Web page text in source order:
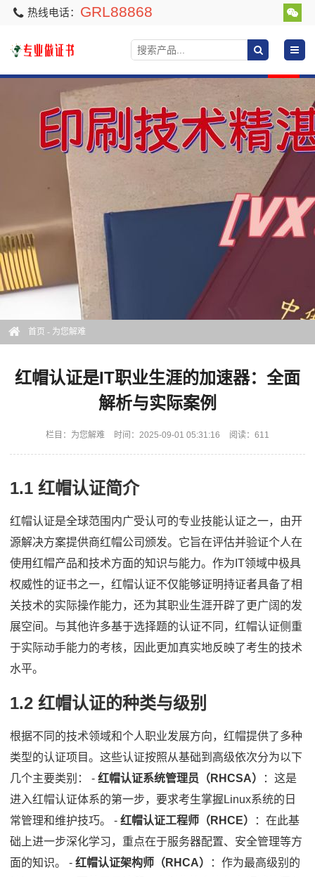
热线电话： GRL88868
首页 - 为您解难
红帽认证是IT职业生涯的加速器：全面
解析与实际案例
栏目： 为您解难 时间：2025-09-01 05:31:16 阅读：611
1.1 红帽认证简介
红帽认证是全球范围内广受认可的专业技能认证之一，由开
源解决方案提供商红帽公司颁发。它旨在评估并验证个人在
使用红帽产品和技术方面的知识与能力。作为IT领域中极具
权威性的证书之一，红帽认证不仅能够证明持证者具备了相
关技术的实际操作能力，还为其职业生涯开辟了更广阔的发
展空间。与其他许多基于选择题的认证不同，红帽认证侧重
于实际动手能力的考核，因此更加真实地反映了考生的技术
水平。
1.2 红帽认证的种类与级别
根据不同的技术领域和个人职业发展方向，红帽提供了多种
类型的认证项目。这些认证按照从基础到高级依次分为以下
几个主要类别： - 红帽认证系统管理员（RHCSA）
：这是
进入红帽认证体系的第一步，要求考生掌握Linux系统的日
常管理和维护技巧。 - 红帽认证工程师（RHCE）
：在此基
础上进一步深化学习，重点在于服务器配置、安全管理等方
面的知识。 - 红帽认证架构师（RHCA）
：作为最高级别的